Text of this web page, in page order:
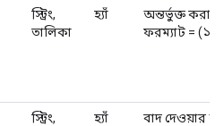
স্ট্রিং,
তালিকা
হ্যাঁ
অন্তর্ভুক্ত
ফরম্যাট = (১১;
স্ট্রিং,
হ্যাঁ
বাদ দেওয়ার